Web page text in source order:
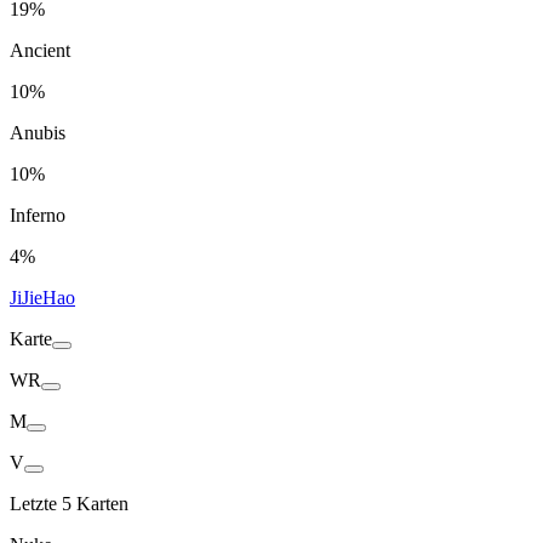
19%
Ancient
10%
Anubis
10%
Inferno
4%
JiJieHao
Karte
WR
M
V
Letzte 5 Karten